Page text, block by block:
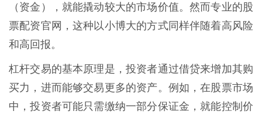
（资金），就能撬动较大的市场价值。然而专业的股
票配资官网，这种以小博大的方式同样伴随着高风险
和高回报。
杠杆交易的基本原理是，投资者通过借贷来增加其购
买力，进而能够交易更多的资产。例如，在股票市场
中，投资者可能只需缴纳一部分保证金，就能控制价